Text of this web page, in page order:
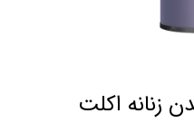
زنانه اکلت